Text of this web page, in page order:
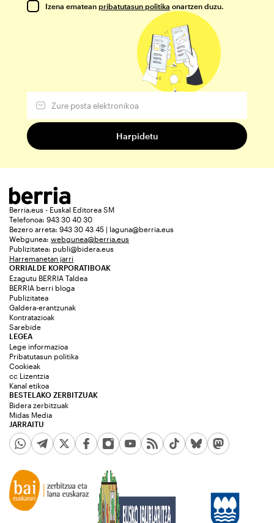
Izena ematean pribatutasun politika onartzen duzu.
Berria.eus - Euskal Editorea SM
Telefonoa: 943 30 40 30
Bezero arreta: 943 30 43 45 | laguna@berria.eus
Webgunea: webgunea@berria.eus
Publizitatea: publi@bidera.eus
Harremanetan jarri
ORRIALDE KORPORATIBOAK
Ezagutu BERRIA Taldea
BERRIA berri bloga
Publizitatea
Galdera-erantzunak
Kontratazioak
Sarebide
JARRAITU
LEGEA
Lege informazioa
Pribatutasun politika
Cookieak
cc Lizentzia
Kanal etikoa
BESTELAKO ZERBITZUAK
Bidera zerbitzuak
Midas Media